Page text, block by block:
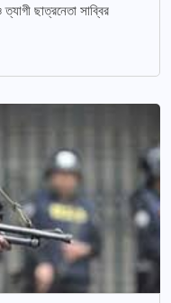
ছাত্রনেতা সাব্বির